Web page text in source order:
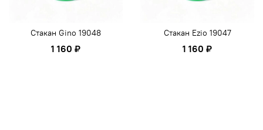
Стакан Gino 19048
1 160 ₽
Стакан Ezio 19047
1 160 ₽